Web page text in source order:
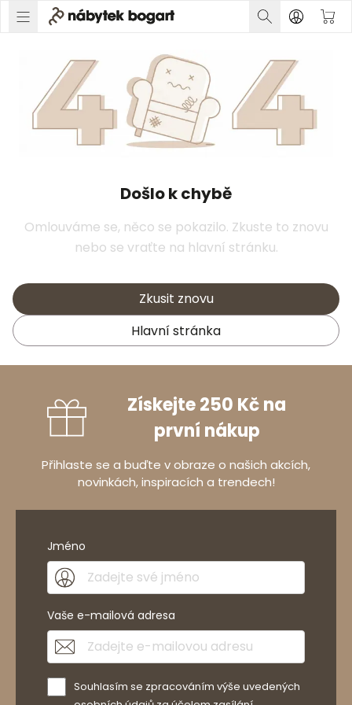
Došlo k chybě
Omlouváme se, něco se pokazilo. Zkuste to znovu
nebo se vraťte na hlavní stránku.
Zkusit znovu
Hlavní stránka
Získejte 250 Kč na
první nákup
Přihlaste se a buďte v obraze o našich akcích,
novinkách, inspiracích a trendech!
Jméno
Vaše e-mailová adresa
Souhlasím se zpracováním výše uvedených